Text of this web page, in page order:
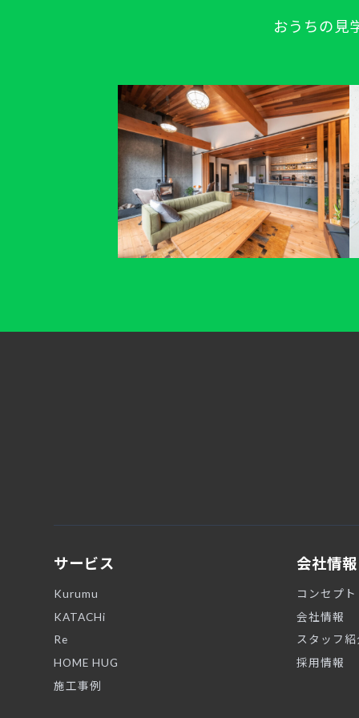
おうちの見
サービス
Kurumu
KATACHi
Re
HOME HUG
施工事例
会社情報
コンセプト
会社情報
スタッフ紹
採用情報